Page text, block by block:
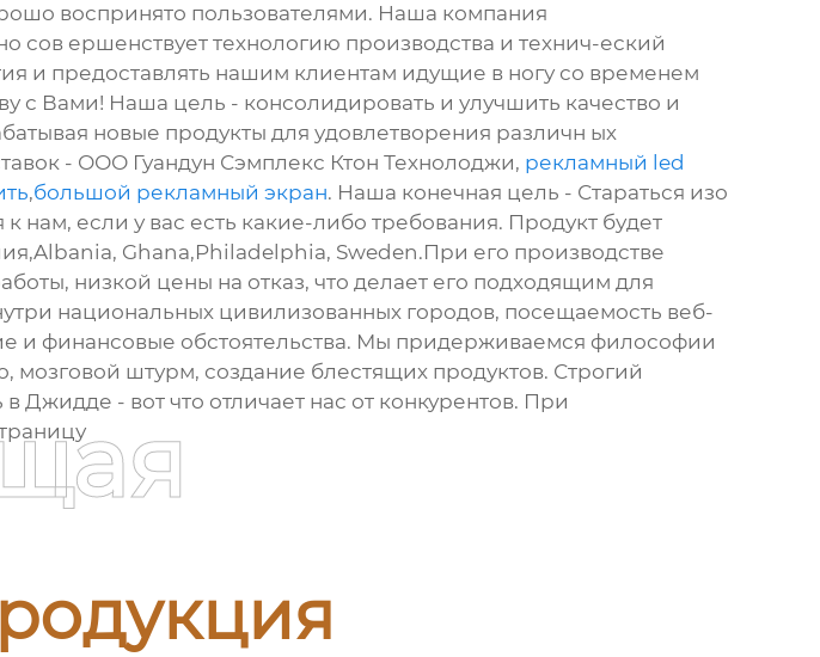
воспринято пользователями. Наша компания
ершенствует технологию производства и технич-еский
и предоставлять нашим клиентам идущие в ногу со временем
с Вами! Наша цель - консолидировать и улучшить качество и
новые продукты для удовлетворения различн ых
- ООО Гуандун Сэмплекс Ктон Технолоджи, рекламный led
,большой рекламный экран. Наша конечная цель - Стараться изо
нам, если у вас есть какие-либо требования. Продукт будет
Ghana,Philadelphia, Sweden.При его производстве
низкой цены на отказ, что делает его подходящим для
национальных цивилизованных городов, посещаемость веб-
и финансовые обстоятельства. Мы придерживаемся философии
штурм, создание блестящих продуктов. Строгий
Джидде - вот что отличает нас от конкурентов. При